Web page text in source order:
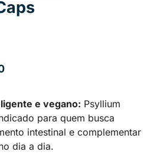
e vegano: Psyllium
para quem busca
intestinal e complementar
dia a dia.